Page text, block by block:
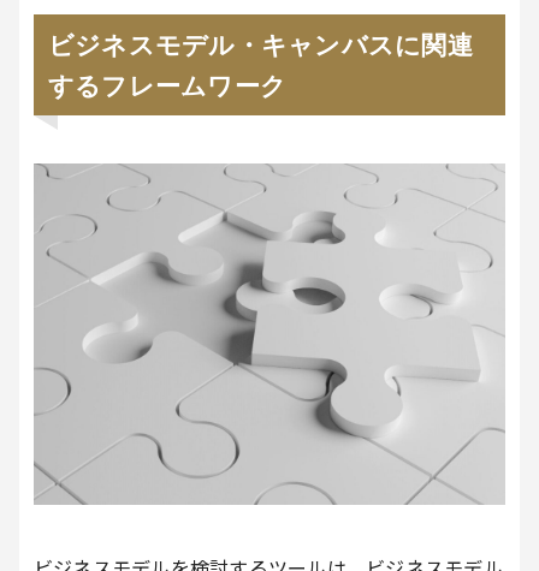
ビジネスモデル・キャンバスに関連
するフレームワーク